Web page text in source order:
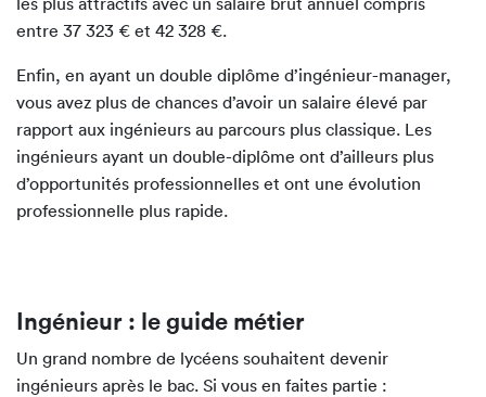
entre 37 323 € et 42 328 €.
Enfin, en ayant un double diplôme d’ingénieur-manager,
vous avez plus de chances d’avoir un salaire élevé par
rapport aux ingénieurs au parcours plus classique. Les
ingénieurs ayant un double-diplôme ont d’ailleurs plus
d’opportunités professionnelles et ont une évolution
professionnelle plus rapide.
Ingénieur : le guide métier
Un grand nombre de lycéens souhaitent devenir
ingénieurs après le bac. Si vous en faites partie :